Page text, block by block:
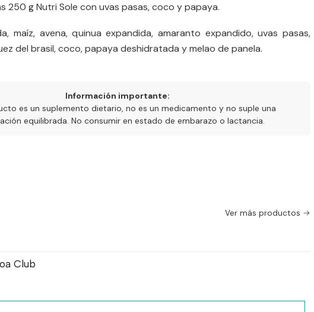
250 g Nutri Sole con uvas pasas, coco y papaya.
maíz, avena, quinua expandida, amaranto expandido, uvas pasas,
del brasil, coco, papaya deshidratada y melao de panela.
Información importante:
es un suplemento dietario, no es un medicamento y no suple una
equilibrada. No consumir en estado de embarazo o lactancia.
Ver más productos
Club